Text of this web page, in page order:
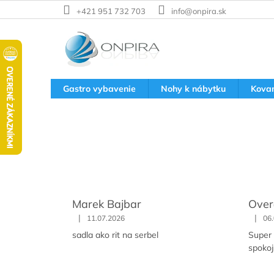
na
+421 951 732 703 info@onpira.sk
Gastro vybavenie Nohy k nábytku
Marek Bajbar
| 11.07.2026
sadla ako rit na serbel
|